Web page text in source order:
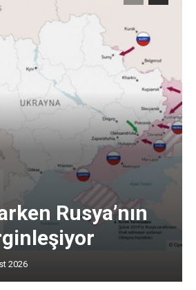
Rusya’nın
2026